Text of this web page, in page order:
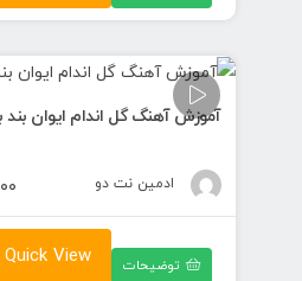
آموزش آهنگ گل اندام ایوان بند
ادمین نت دو
توضیحات Quick View